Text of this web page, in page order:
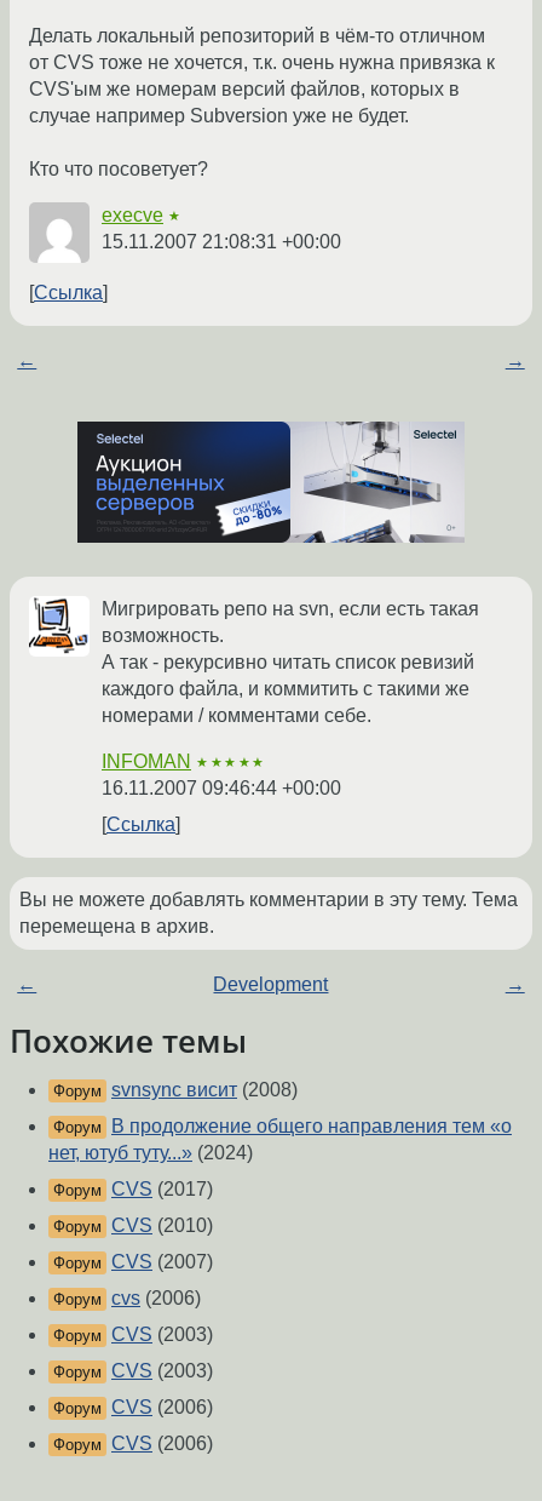
Делать локальный репозиторий в чём-то отличном
от CVS тоже не хочется, т.к. очень нужна привязка к
CVS'ым же номерам версий файлов, которых в
случае например Subversion уже не будет.
Кто что посоветует?
execve ★
15.11.2007 21:08:31 +00:00
Ссылка
← →
Мигрировать репо на svn, если есть такая
возможность.
А так - рекурсивно читать список ревизий
каждого файла, и коммитить с такими же
номерами / комментами себе.
INFOMAN ★★★★★
16.11.2007 09:46:44 +00:00
Ссылка
Вы не можете добавлять комментарии в эту тему. Тема
перемещена в архив.
← Development →
Похожие темы
Форум svnsync висит (2008)
Форум
В продолжение общего направления тем «о
нет, ютуб туту...» (2024)
Форум CVS (2017)
Форум CVS (2010)
Форум CVS (2007)
Форум cvs (2006)
Форум CVS (2003)
Форум CVS (2003)
Форум CVS (2006)
Форум CVS (2006)